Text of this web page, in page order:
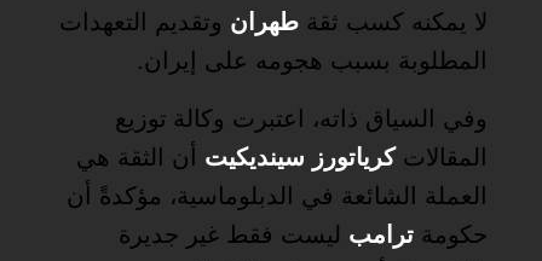
لا يمكنه كسب ثقة طهران وتقديم التعهدات
المطلوبة بسبب هجومه على إيران.
وفي السياق ذاته، اعتبرت وكالة توزيع
المقالات كرياتورز سينديكيت أن الثقة هي
العملة الشائعة في الدبلوماسية، مؤكدةً أن
حكومة ترامب ليست فقط غير جديرة